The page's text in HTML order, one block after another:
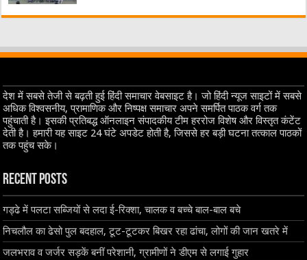
देश में सबसे तेजी से बढ़ती हुई हिंदी समाचार वेबसाइट है। जो हिंदी न्यूज साइटों में सबसे
अधिक विश्वसनीय, प्रामाणिक और निष्पक्ष समाचार अपने समर्पित पाठक वर्ग तक
पहुंचाती है। इसकी प्रतिबद्ध ऑनलाइन संपादकीय टीम हररोज विशेष और विस्तृत कंटेंट
देती है। हमारी यह साइट 24 घंटे अपडेट होती है, जिससे हर बड़ी घटना तत्काल पाठकों
तक पहुंच सके।
Recent Posts
गड्ढे में पलटा सब्जियों से लदा ई-रिक्शा, चालक व बच्चे बाल-बाल बचे
निचलौल का ढेसो पुल बदहाल, टूट-टूटकर बिखर रहा ढांचा, लोगों की जान खतरे में
जलभराव व जर्जर सड़कें बनीं परेशानी, ग्रामीणों ने डीएम से लगाई गुहार